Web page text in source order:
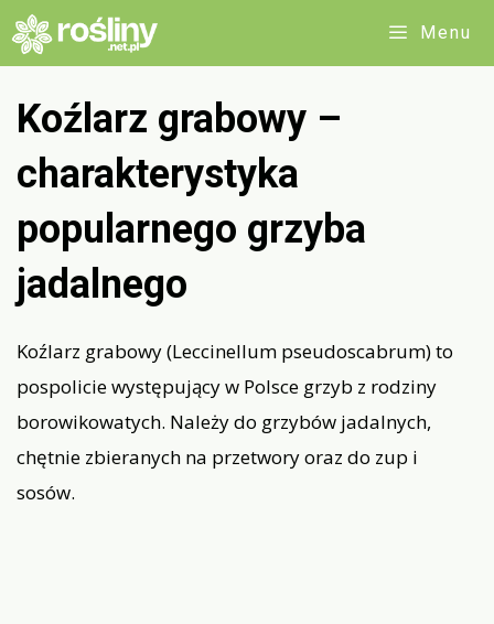
Przejdź
do
Menu
Koźlarz grabowy –
charakterystyka
popularnego grzyba
jadalnego
Koźlarz grabowy (Leccinellum pseudoscabrum) to
pospolicie występujący w Polsce grzyb z rodziny
borowikowatych. Należy do grzybów jadalnych,
chętnie zbieranych na przetwory oraz do zup i
sosów.